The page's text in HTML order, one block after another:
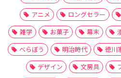
アニメ
ロングセラー
雑学
お菓子 幕末
べらぼう
明治時代 徳川
デザイン
文房具